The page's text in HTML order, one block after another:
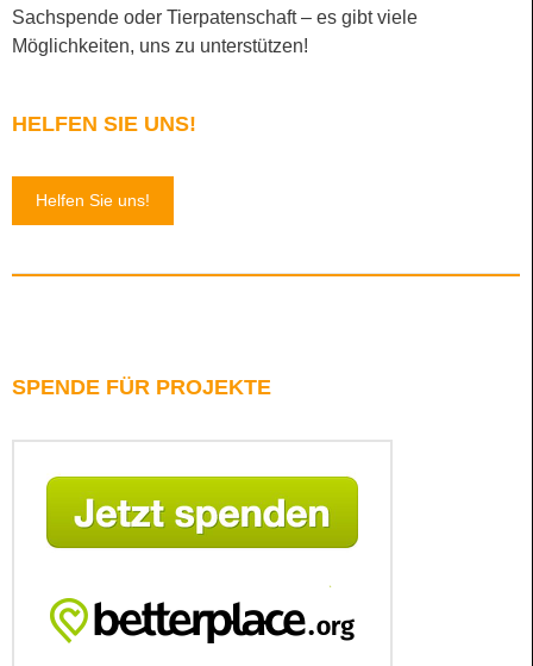
Sachspende oder Tierpatenschaft – es gibt viele
Möglichkeiten, uns zu unterstützen!
HELFEN SIE UNS!
Helfen Sie uns!
SPENDE FÜR PROJEKTE